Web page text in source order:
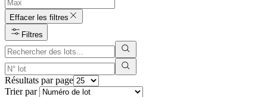
Effacer les filtres
Filtres
Résultats par page
Trier par